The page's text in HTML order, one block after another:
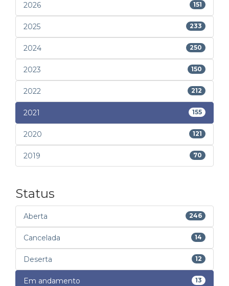
2026 151
2025 233
2024 250
2023 150
2022 212
2021 155
2020 121
2019 70
Status
Aberta 246
Cancelada 14
Deserta 12
Em andamento 13